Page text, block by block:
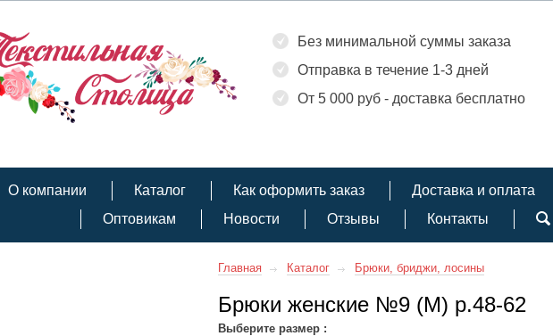
Без минимальной суммы заказа
Отправка в течение 1-3 дней
От 5 000 руб - доставка бесплатно
О компании Каталог Как оформить заказ Доставка и оплата
Оптовикам
Новости Отзывы Контакты
Главная Каталог Брюки, бриджи, лосины
Брюки женские №9 (М) р.48-62
Выберите размер :